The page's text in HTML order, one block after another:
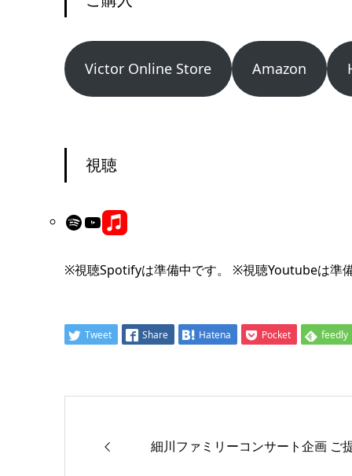
Victor Online Store Amazon
視聴
SpotifyYouTube
Link
※視聴Spotifyは準備中です。 ※視聴Youtubeは準
Tweet Share Hatena Pocket feedly
細川ファミリーコンサート企画 ご